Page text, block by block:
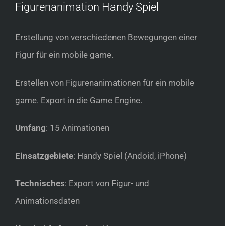
Figurenanimation Handy Spiel
Erstellung von verschiedenen Bewegungen einer
Figur für ein mobile game.
Erstellen von Figurenanimationen für ein mobile
game. Export in die Game Engine.
Umfang: 15 Animationen
Einsatzgebiete: Handy Spiel (Andoid, iPhone)
Technisches: Export von Figur- und
Animationsdaten